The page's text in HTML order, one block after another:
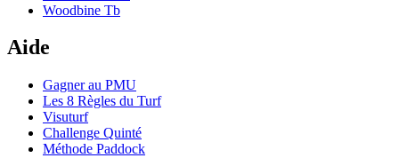
Woodbine Tb
Aide
Gagner au PMU
Les 8 Règles du Turf
Visuturf
Challenge Quinté
Méthode Paddock